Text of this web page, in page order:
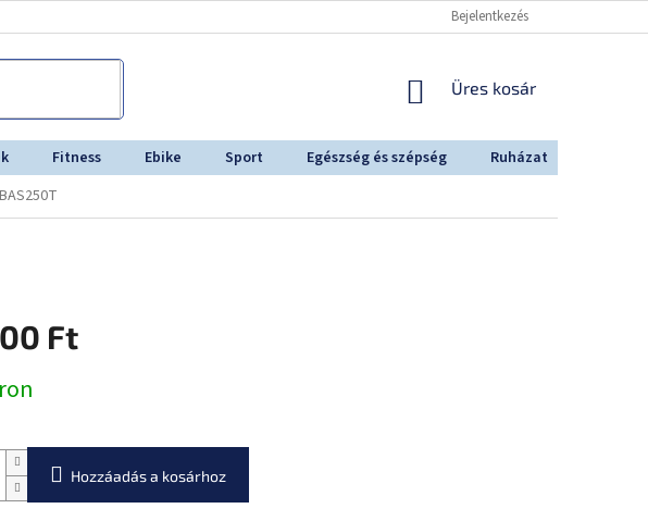
Bejelentkezés
KOSÁR
Üres kosár
Fitness Ebike Sport Egészség és szépség Ruházat
Ft
Hozzáadás a kosárhoz